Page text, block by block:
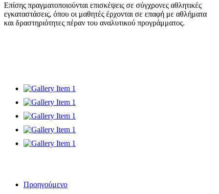
Επίσης πραγματοποιούνται επισκέψεις σε σύγχρονες αθλητικές
εγκαταστάσεις, όπου οι μαθητές έρχονται σε επαφή με αθλήματα
και δραστηριότητες πέραν του αναλυτικού προγράμματος.
Προηγούμενο